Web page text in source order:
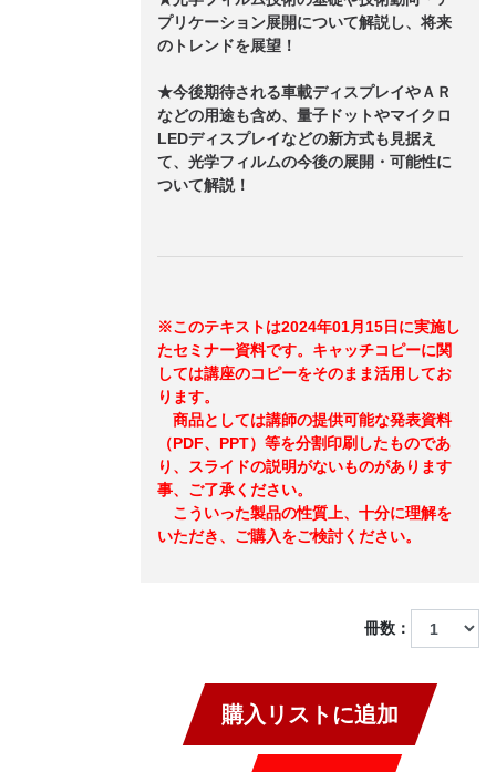
プリケーション展開について解説し、将来
のトレンドを展望！
★今後期待される車載ディスプレイやＡＲ
などの用途も含め、量子ドットやマイクロ
LEDディスプレイなどの新方式も見据え
て、光学フィルムの今後の展開・可能性に
ついて解説！
※このテキストは2024年01月15日に実施し
たセミナー資料です。キャッチコピーに関
しては講座のコピーをそのまま活用してお
ります。
商品としては講師の提供可能な発表資料
（PDF、PPT）等を分割印刷したものであ
り、スライドの説明がないものがあります
事、ご了承ください。
こういった製品の性質上、十分に理解を
いただき、ご購入をご検討ください。
冊数：
購入リストに追加